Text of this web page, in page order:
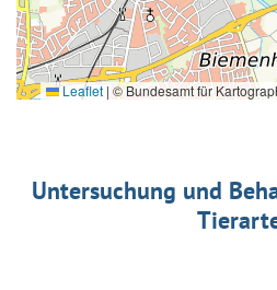
Leaflet | © Bundesamt für
Untersuchung und